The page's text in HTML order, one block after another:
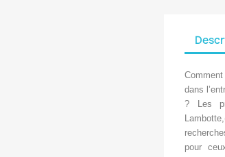
dans
? Les
pour